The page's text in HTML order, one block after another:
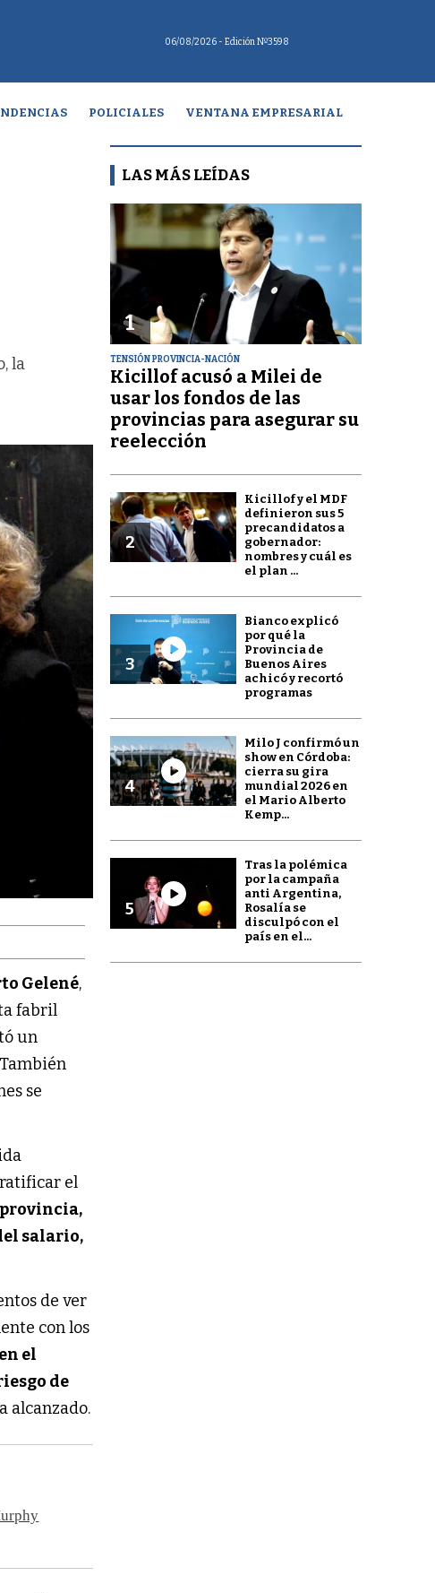
06/08/2026 - Edición Nº3598
POLICIALES VENTANA EMPRESARIAL
la
Gelené,
fabril
un
se
el
salario,
de ver
con los
en el
de
alcanzado.
LAS MÁS LEÍDAS
1
TENSIÓN PROVINCIA-NACIÓN
Kicillof acusó a Milei de
usar los fondos de las
provincias para asegurar su
reelección
2
Kicillof y el MDF
definieron sus 5
precandidatos a
gobernador:
nombres y cuál es
el plan ...
3
Bianco explicó
por qué la
Provincia de
Buenos Aires
achicó y recortó
programas
4
Milo J confirmó un
show en Córdoba:
cierra su gira
mundial 2026 en
el Mario Alberto
Kemp...
5
Tras la polémica
por la campaña
anti Argentina,
Rosalía se
disculpó con el
país en el...